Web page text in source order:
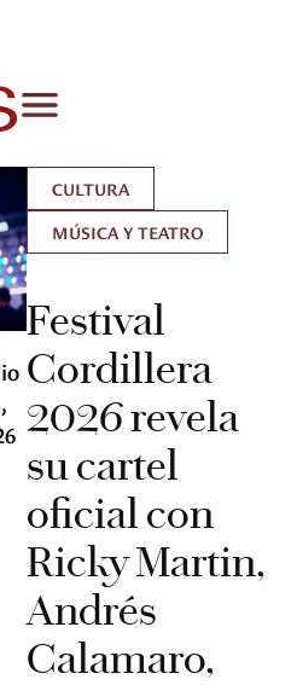
CULTURA
MÚSICA Y TEATRO
Festival
Cordillera
2026 revela
su cartel
oficial con
Ricky Martin,
Andrés
Calamaro,